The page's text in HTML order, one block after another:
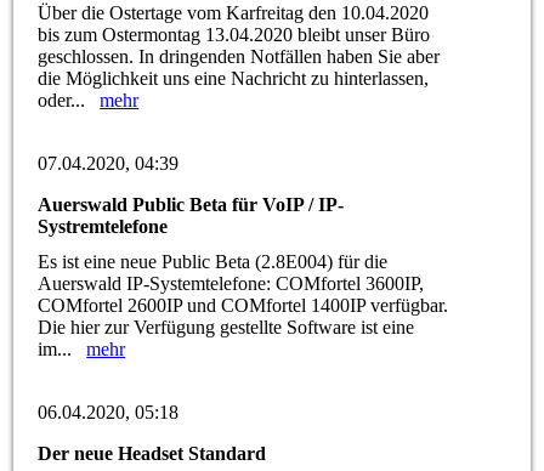
Über die Ostertage vom Karfreitag den 10.04.2020
bis zum Ostermontag 13.04.2020 bleibt unser Büro
geschlossen. In dringenden Notfällen haben Sie aber
die Möglichkeit uns eine Nachricht zu hinterlassen,
oder...mehr
07.04.2020, 04:39
Auerswald Public Beta für VoIP / IP-
Systremtelefone
Es ist eine neue Public Beta (2.8E004) für die
Auerswald IP-Systemtelefone: COMfortel 3600IP,
COMfortel 2600IP und COMfortel 1400IP verfügbar.
Die hier zur Verfügung gestellte Software ist eine
im...mehr
06.04.2020, 05:18
Der neue Headset Standard